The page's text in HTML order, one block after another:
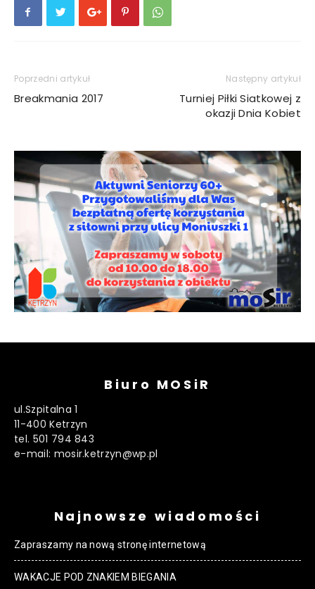
Poprzedni artykuł
Breakmania 2017
Następny artykuł
Turniej Piłki Siatkowej z
okazji Dnia Kobiet
Biuro MOSiR
ul.Szpitalna 1
11-400 Ketrzyn
tel. 501 794 843
e-mail: mosir.ketrzyn@wp.pl
Najnowsze wiadomości
Zapraszamy na nową stronę internetową
WAKACJE POD ZNAKIEM BIEGANIA